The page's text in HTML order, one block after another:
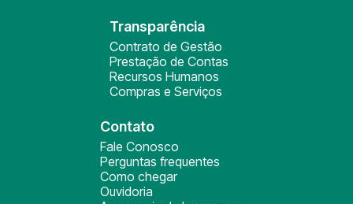
Transparência
Contrato de Gestão
Prestação de Contas
Recursos Humanos
Compras e Serviços
Contato
Fale Conosco
Perguntas frequentes
Como chegar
Ouvidoria